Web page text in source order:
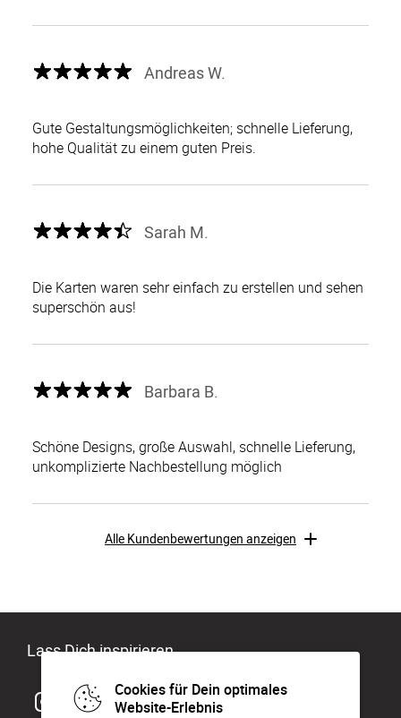
Cookies für Dein optimales
Website-Erlebnis
Andreas W.
Gute Gestaltungsmöglichkeiten; schnelle Lieferung,
hohe Qualität zu einem guten Preis.
Sarah M.
Die Karten waren sehr einfach zu erstellen und sehen
superschön aus!
Barbara B.
Schöne Designs, große Auswahl, schnelle Lieferung,
unkomplizierte Nachbestellung möglich
Alle Kundenbewertungen anzeigen
Lass Dich inspirieren